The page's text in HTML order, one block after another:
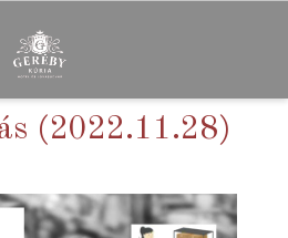
(2022.11.28)